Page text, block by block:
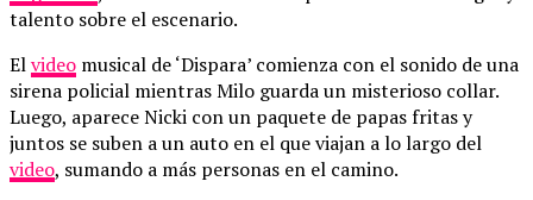
talento sobre el escenario.
Elvideo musical de ‘Dispara’ comienza con el sonido de una
sirena policial mientras Milo guarda un misterioso collar.
Luego, aparece Nicki con un paquete de papas fritas y
juntos se suben a un auto en el que viajan a lo largo del
video, sumando a más personas en el camino.